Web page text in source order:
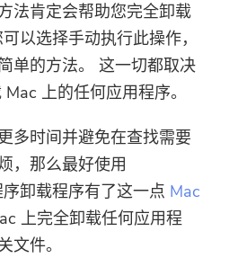
法肯定会帮助您完全卸载
以选择手动执行此操作，
单的方法。 这一切都取决
上的任何应用程序。
多时间并避免在查找需要
，那么最好使用
卸载程序有了这一点 Mac
上完全卸载任何应用程
文件。